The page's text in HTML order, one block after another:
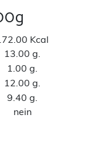
Kcal
13.00 g.
1.00 g.
12.00 g.
9.40 g.
nein